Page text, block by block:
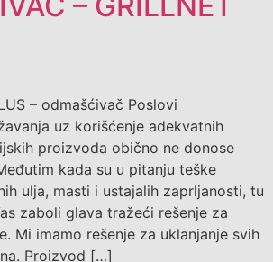
– odmašćivač Poslovi
uz korišćenje adekvatnih
proizvoda obično ne donose
kada su u pitanju teške
ulja, masti i ustajalih zaprljanosti, tu
zaboli glava tražeći rešenje za
Mi imamo rešenje za uklanjanje svih
Proizvod […]